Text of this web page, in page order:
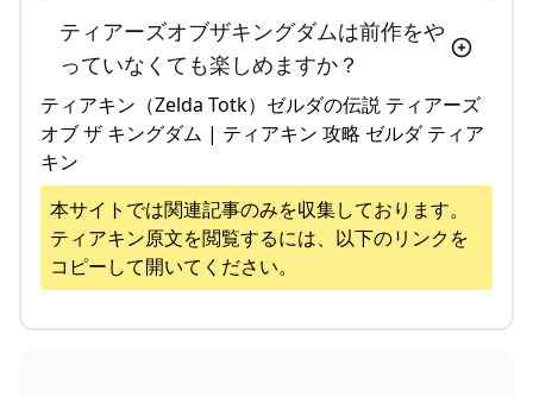
ティアーズオブザキングダムは前作をや
っていなくても楽しめますか？
ティアキン（Zelda Totk）ゼルダの伝説 ティアーズ
オブ ザ キングダム | ティアキン 攻略 ゼルダ ティア
キン
本サイトでは関連記事のみを収集しております。
ティアキン原文を閲覧するには、以下のリンクを
コピーして開いてください。